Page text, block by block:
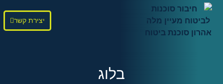
יצירת קשר
בלוג